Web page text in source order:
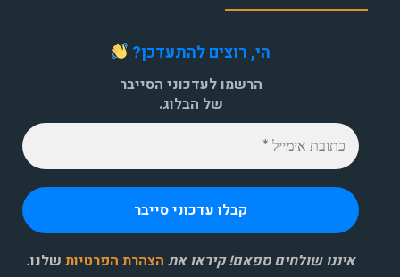
הי, רוצים להתעדכן?
הרשמו לעדכוני הסייבר
של הבלוג.
איננו שולחים ספאם! קיראו את הצהרת הפרטיות שלנו.